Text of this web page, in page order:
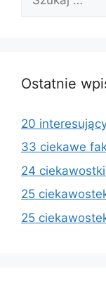
Ostatnie
20
33 ciekawe
24
25
25